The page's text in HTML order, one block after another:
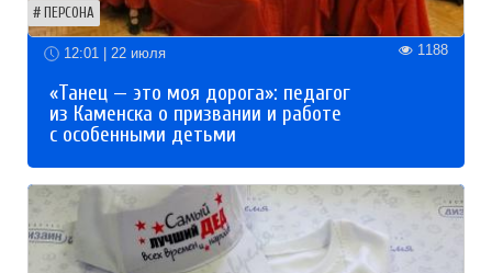
ПЕРСОНА
12:01 | 22 июля 1188
«Танец — это моя дорога»: педагог
из Каменска о призвании и работе
с особенными детьми